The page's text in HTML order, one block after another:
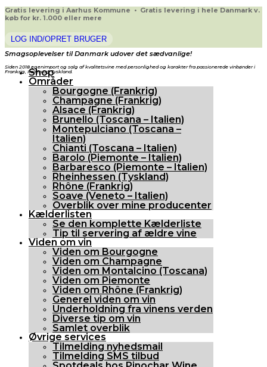
Gratis levering i Aarhus Kommune • Gratis levering i hele Danmark v.
køb for kr. 1.000 eller mere
LOG IND/OPRET BRUGER
Smagsoplevelser til Danmark udover det sædvanlige!
Siden 2018 egenimport og salg af kvalitetsvine med personlighed og karakter fra passionerede vinbønder i
Frankrig, Italien og Tyskland.
Shop
Områder
Bourgogne (Frankrig)
Champagne (Frankrig)
Alsace (Frankrig)
Brunello (Toscana – Italien)
Montepulciano (Toscana –
Italien)
Chianti (Toscana – Italien)
Barolo (Piemonte – Italien)
Barbaresco (Piemonte – Italien)
Rheinhessen (Tyskland)
Rhône (Frankrig)
Soave (Veneto – Italien)
Overblik over mine producenter
Kælderlisten
Se den komplette Kælderliste
Tip til servering af ældre vine
Viden om vin
Viden om Bourgogne
Viden om Champagne
Viden om Montalcino (Toscana)
Viden om Piemonte
Viden om Rhône (Frankrig)
Generel viden om vin
Underholdning fra vinens verden
Diverse tip om vin
Samlet overblik
Øvrige services
Tilmelding nyhedsmail
Tilmelding SMS tilbud